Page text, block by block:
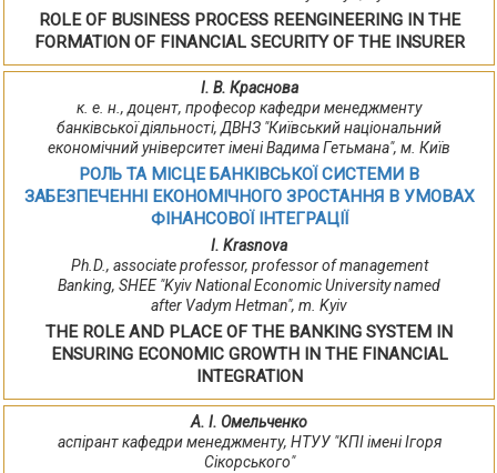
ROLE OF BUSINESS PROCESS REENGINEERING IN THE
FORMATION OF FINANCIAL SECURITY OF THE INSURER
І. В. Краснова
к. е. н., доцент, професор кафедри менеджменту
банківської діяльності, ДВНЗ "Київський національний
економічний університет імені Вадима Гетьмана", м. Київ
РОЛЬ ТА МІСЦЕ БАНКІВСЬКОЇ СИСТЕМИ В
ЗАБЕЗПЕЧЕННІ ЕКОНОМІЧНОГО ЗРОСТАННЯ В УМОВАХ
ФІНАНСОВОЇ ІНТЕГРАЦІЇ
I. Krasnova
Ph.D., associate professor, professor of management
Banking, SHEE "Kyiv National Economic University named
after Vadym Hetman", m. Kyiv
THE ROLE AND PLACE OF THE BANKING SYSTEM IN
ENSURING ECONOMIC GROWTH IN THE FINANCIAL
INTEGRATION
А. І. Омельченко
аспірант кафедри менеджменту, НТУУ "КПІ імені Ігоря
Сікорського"